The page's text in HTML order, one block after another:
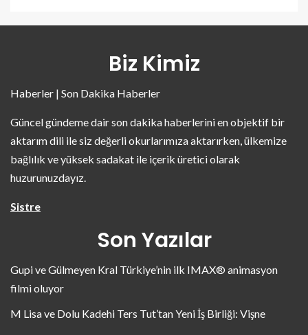
Biz Kimiz
Haberler | Son Dakika Haberler
Güncel gündeme dair son dakika haberlerini en objektif bir
aktarım dili ile siz değerli okurlarımıza aktarırken, ülkemize
bağlılık ve yüksek sadakat ile içerik üretici olarak
huzurunuzdayız.
Sistre
Son Yazılar
Gupi ve Gülmeyen Kral Türkiye’nin ilk IMAX® animasyon
filmi oluyor
M Lisa ve Dolu Kadehi Ters Tut’tan Yeni İş Birliği: Vişne